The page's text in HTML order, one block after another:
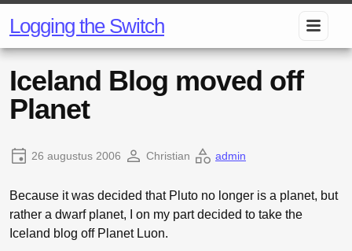
Logging the Switch
Iceland Blog moved off
Planet
26 augustus 2006 Christian admin
Because it was decided that Pluto no longer is a planet, but
rather a dwarf planet, I on my part decided to take the
Iceland blog off Planet Luon.